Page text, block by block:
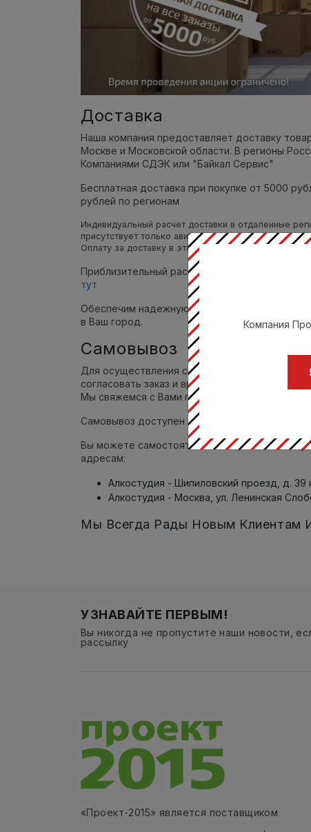
Доставка
Наша компания предоставляет доставку
Москве и Московской области. В регионы
Компаниями СДЭК или "Байкал Сервис"
Бесплатная доставка при покупке от 5000
рублей по регионам
Индивидуальный расчет доставки в отдаленные
присутствует только авиасообщения или
Оплату за доставку в этом случае производит
Приблизительный расчет стоимости
тут
Обеспечим надежную упаковку товаров для
в Ваш город.
Самовывоз
Для осуществления самовывоза, Вам
согласовать заказ и время отгрузки с нашим
Мы свяжемся с Вами по указанному Вами
Самовывоз доступен для заказов от 2000
Вы можете самостоятельно забрать заказ в
адресам:
Алкостудия - Шипиловский проезд, д. 39
Алкостудия - Москва, ул. Ленинская
Мы Всегда Рады Новым Клиентам
УЗНАВАЙТЕ ПЕРВЫМ!
Вы никогда не пропустите наши новости,
рассылку
«Проект-2015» является поставщиком
Компания